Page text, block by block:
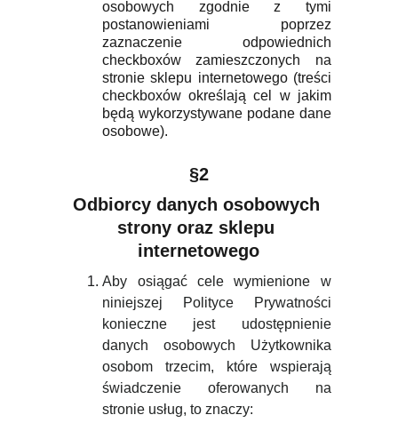
osobowych zgodnie z tymi
postanowieniami poprzez
zaznaczenie odpowiednich
checkboxów zamieszczonych na
stronie sklepu internetowego (treści
checkboxów określają cel w jakim
będą wykorzystywane podane dane
osobowe).
§2
Odbiorcy danych osobowych
strony oraz sklepu
internetowego
Aby osiągać cele wymienione w
niniejszej Polityce Prywatności
konieczne jest udostępnienie
danych osobowych Użytkownika
osobom trzecim, które wspierają
świadczenie oferowanych na
stronie usług, to znaczy: